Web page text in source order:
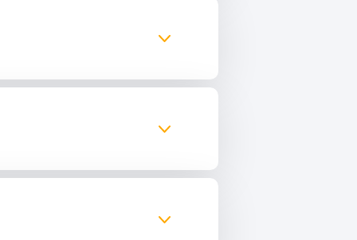
Возраст заемщика должен
клиента. Сумма микрозайма, сроки